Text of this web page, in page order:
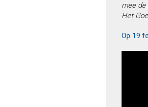
mee de
Het
Op 19